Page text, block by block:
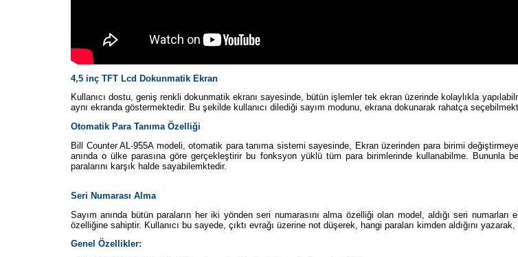
4,5 inç TFT Lcd Dokunmatik Ekran
Kullanıcı dostu, geniş renkli dokunmatik ekranı sayesinde, bütün işlemler tek ekran üzerinde kolaylıkla
aynı ekranda göstermektedir. Bu şekilde kullanıcı dilediği sayım modunu, ekrana dokunarak rahatça
Otomatik Para Tanıma Özelliği
Bill Counter AL-955A modeli, otomatik para tanıma sistemi sayesinde, Ekran üzerinden para birimi
anında o ülke parasına göre gerçekleştirir bu fonksyon yüklü tüm para birimlerinde kullanabilme. Bununla
paralarını karşık halde sayabilemktedir.
Seri Numarası Alma
Sayım anında bütün paraların her iki yönden seri numarasını alma özelliği olan model, aldığı seri
özelliğine sahiptir. Kullanıcı bu sayede, çıktı evrağı üzerine not düşerek, hangi paraları kimden aldığını
Genel Özellikler: